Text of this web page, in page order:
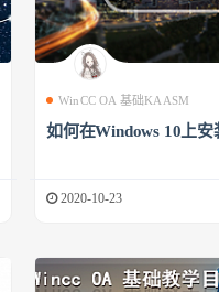
WinCC OA 基础KAASM
如何在Windows 10上
2020-10-23